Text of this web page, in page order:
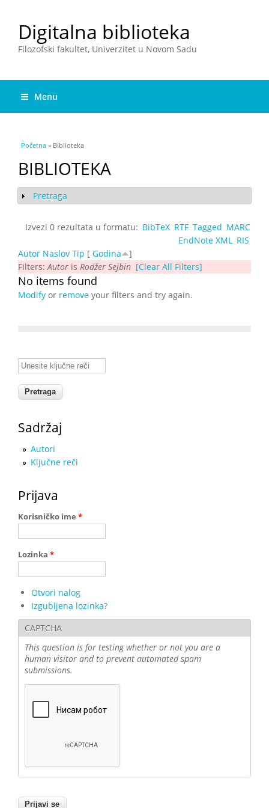
Digitalna biblioteka
Filozofski fakultet, Univerzitet u Novom Sadu
Menu
You are here
Početna » Biblioteka
BIBLIOTEKA
Show
Pretraga
Izvezi 0 rezultata u formatu: BibTeX RTF Tagged MARC
EndNote XML
RIS
Autor Naslov Tip [ Godina
]
Filters: Autor is Rodžer Sejbin [Clear All Filters]
No items found
Modify or remove your filters and try again.
Unesite ključne reči
Sadržaj
Autori
Ključne reči
Prijava
Korisničko ime *
Lozinka *
Otvori nalog
Izgubljena lozinka?
CAPTCHA
This question is for testing whether or not you are a
human visitor and to prevent automated spam
submissions.